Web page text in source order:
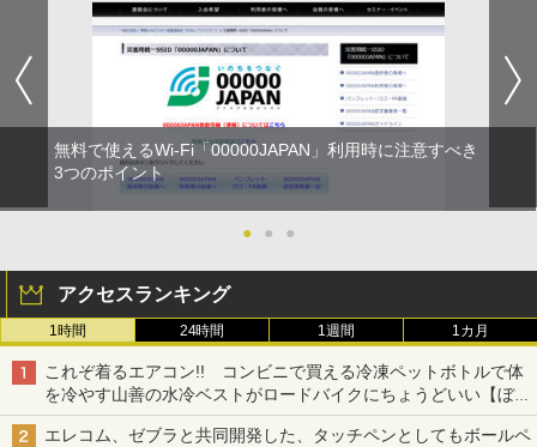
無料で使えるWi-Fi「00000JAPAN」利用時に注意すべき
3つのポイント
● ● ●
アクセスランキング
1時間 24時間 1週間 1カ月
これぞ着るエアコン!! コンビニで買える冷凍ペットボトルで体
を冷やす山善の水冷ベストがロードバイクにちょうどいい【ぼっ
ち・ざ・ろーど！その14】【空いた時間でなにしてる？】
エレコム、ゼブラと共同開発した、タッチペンとしてもボールペ